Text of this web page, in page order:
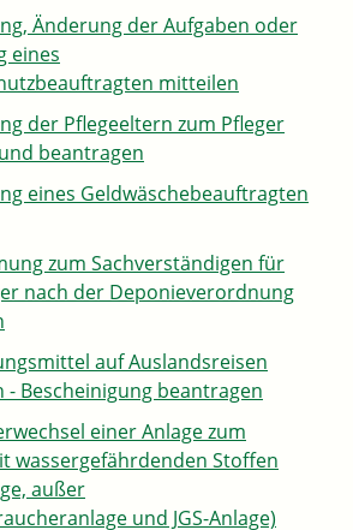
Änderung der Aufgaben oder
eines
mitteilen
der Pflegeeltern zum Pfleger
beantragen
eines Geldwäschebeauftragten
zum Sachverständigen für
nach der Deponieverordnung
auf Auslandsreisen
- Bescheinigung beantragen
einer Anlage zum
wassergefährdenden Stoffen
außer
und JGS-Anlage)